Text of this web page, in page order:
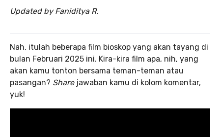
Updated by Faniditya R.
Nah, itulah beberapa film bioskop yang akan tayang di
bulan Februari 2025 ini. Kira-kira film apa, nih, yang
akan kamu tonton bersama teman-teman atau
pasangan? Sharejawaban kamu di kolom komentar,
yuk!